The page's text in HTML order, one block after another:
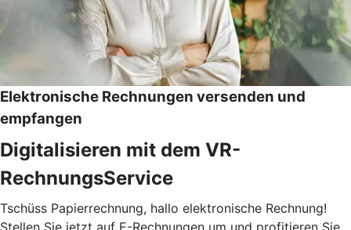
Elektronische Rechnungen versenden und
empfangen
Digitalisieren mit dem VR-
RechnungsService
Tschüss Papierrechnung, hallo elektronische Rechnung!
Stellen Sie jetzt auf E-Rechnungen um und profitieren Sie